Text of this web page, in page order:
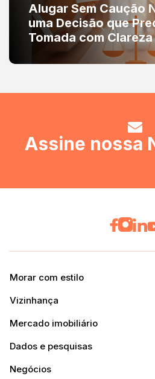
Alugar Sem Caução
uma Decisão que
Tomada com Clareza
Assine nossa
Morar com estilo
Vizinhança
Mercado imobiliário
Dados e pesquisas
Negócios